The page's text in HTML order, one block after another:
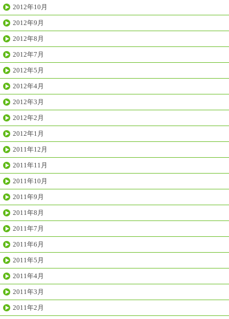
2012年10月
2012年9月
2012年8月
2012年7月
2012年5月
2012年4月
2012年3月
2012年2月
2012年1月
2011年12月
2011年11月
2011年10月
2011年9月
2011年8月
2011年7月
2011年6月
2011年5月
2011年4月
2011年3月
2011年2月